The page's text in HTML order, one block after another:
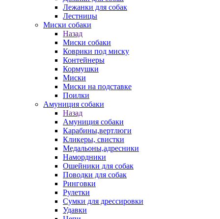
Лежанки для собак
Лестницы
Миски собаки
Назад
Миски собаки
Коврики под миску
Контейнеры
Кормушки
Миски
Миски на подставке
Поилки
Амуниция собаки
Назад
Амуниция собаки
Карабины,вертлюги
Кликеры, свистки
Медальоны,адресники
Намордники
Ошейники для собак
Поводки для собак
Ринговки
Рулетки
Сумки для дрессировки
Удавки